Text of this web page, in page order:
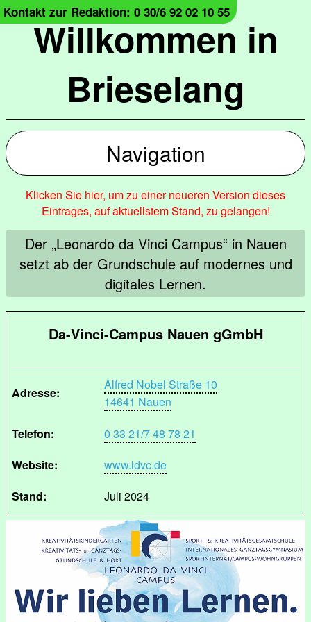
Willkommen in
Brieselang
Kontakt zur Redaktion: 0 30/6 92 02 10 55
Navigation
Klicken Sie hier, um zu einer neueren Version dieses
Eintrages, auf aktuellstem Stand, zu gelangen!
Der „Leonardo da Vinci Campus“ in Nauen
setzt ab der Grundschule auf modernes und
digitales Lernen.
Da-Vinci-Campus Nauen gGmbH
Adresse:
Alfred Nobel Straße 10
14641 Nauen
Telefon:
0 33 21/7 48 78 21
Website:
www.ldvc.de
Stand:
Juli 2024